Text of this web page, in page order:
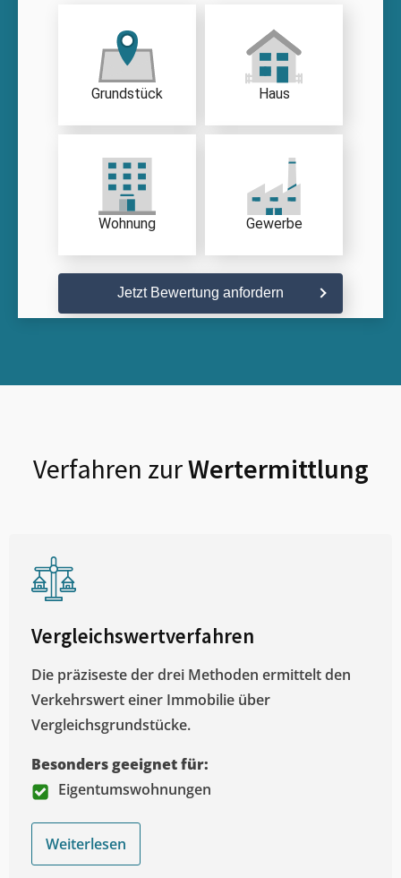
Grundstück Haus
Wohnung Gewerbe
Jetzt Bewertung anfordern
Verfahren zurWertermittlung
Vergleichswertverfahren
Die präziseste der drei Methoden ermittelt den
Verkehrswert einer Immobilie über
Vergleichsgrundstücke.
Besonders geeignet für:
Eigentumswohnungen
Weiterlesen